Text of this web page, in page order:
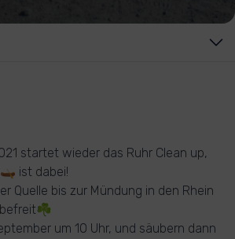
startet wieder das Ruhr Clean up,
ist dabei!
Quelle bis zur Mündung in den Rhein
befreit☘️
um 10 Uhr, und säubern dann